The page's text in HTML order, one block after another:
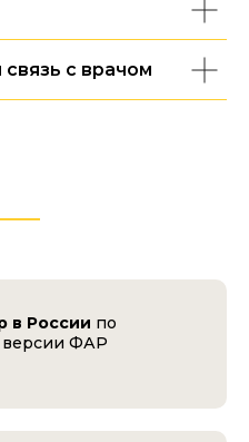
связь с врачом
в России по
версии ФАР